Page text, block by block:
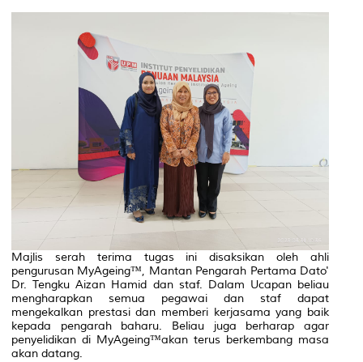
Majlis serah terima tugas ini disaksikan oleh ahli
pengurusan MyAgeing™, Mantan Pengarah Pertama Dato'
Dr. Tengku Aizan Hamid dan staf. Dalam Ucapan beliau
mengharapkan semua pegawai dan staf dapat
mengekalkan prestasi dan memberi kerjasama yang baik
kepada pengarah baharu. Beliau juga berharap agar
penyelidikan di MyAgeing™akan terus berkembang masa
akan datang.